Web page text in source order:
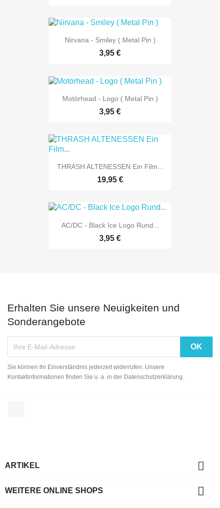
Nirvana - Smiley ( Metal Pin )
3,95 €
Motörhead - Logo ( Metal Pin )
3,95 €
THRASH ALTENESSEN Ein Film...
19,95 €
AC/DC - Black Ice Logo Rund...
3,95 €
Erhalten Sie unsere Neuigkeiten und
Sonderangebote
Sie können Ihr Einverständnis jederzeit widerrufen. Unsere
Kontaktinformationen finden Sie u. a. in der Datenschutzerklärung.
ARTIKEL 
WEITERE ONLINE SHOPS 